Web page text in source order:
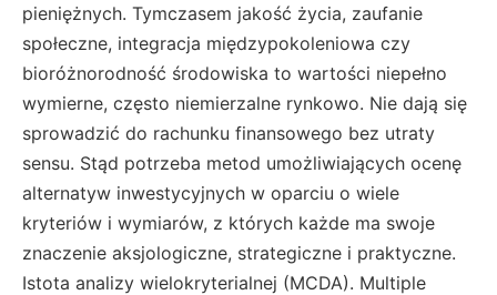
pieniężnych. Tymczasem jakość życia, zaufanie
społeczne, integracja międzypokoleniowa czy
bioróżnorodność środowiska to wartości niepełno
wymierne, często niemierzalne rynkowo. Nie dają się
sprowadzić do rachunku finansowego bez utraty
sensu. Stąd potrzeba metod umożliwiających ocenę
alternatyw inwestycyjnych w oparciu o wiele
kryteriów i wymiarów, z których każde ma swoje
znaczenie aksjologiczne, strategiczne i praktyczne.
Istota analizy wielokryterialnej (MCDA). Multiple